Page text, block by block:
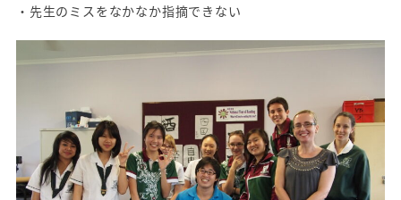
・先生のミスをなかなか指摘できない